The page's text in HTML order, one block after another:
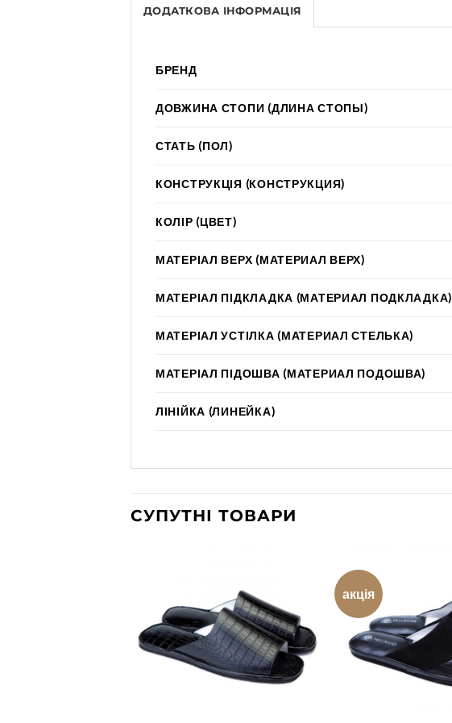
ДОДАТКОВА ІНФОРМАЦІЯ
БРЕНД
ДОВЖИНА СТОПИ (ДЛИНА СТОПЫ)
СТАТЬ (ПОЛ)
КОНСТРУКЦІЯ (КОНСТРУКЦИЯ)
КОЛІР (ЦВЕТ)
МАТЕРІАЛ ВЕРХ (МАТЕРИАЛ ВЕРХ)
МАТЕРІАЛ ПІДКЛАДКА (МАТЕРИАЛ ПОДКЛАДКА)
МАТЕРІАЛ УСТІЛКА (МАТЕРИАЛ СТЕЛЬКА)
МАТЕРІАЛ ПІДОШВА (МАТЕРИАЛ ПОДОШВА)
ЛІНІЙКА (ЛИНЕЙКА)
СУПУТНІ ТОВАРИ
акція